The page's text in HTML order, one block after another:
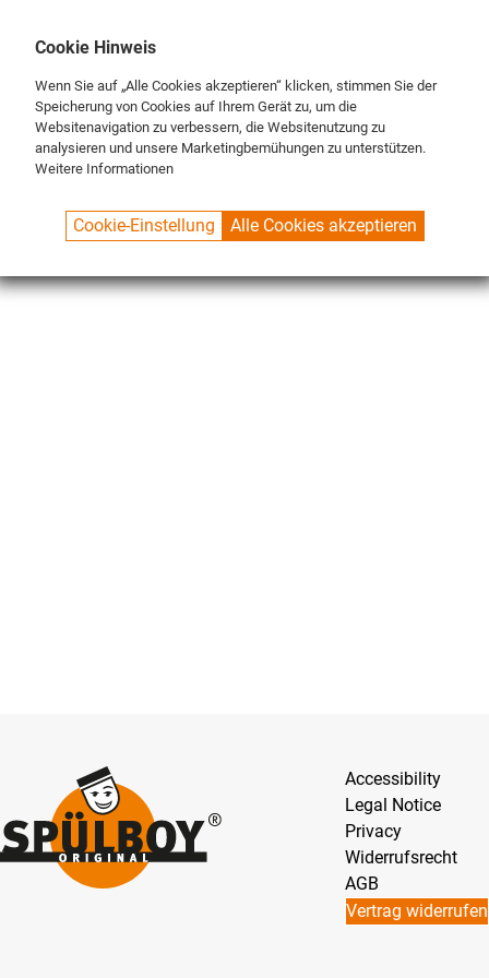
SPUELBOY.DE SHOP NU® LINE
Accessibility
Legal Notice
Privacy
Widerrufsrecht
AGB
Vertrag widerrufen
Cookie Hinweis
Wenn Sie auf „Alle Cookies akzeptieren“ klicken, stimmen Sie der
Speicherung von Cookies auf Ihrem Gerät zu, um die
Websitenavigation zu verbessern, die Websitenutzung zu
analysieren und unsere Marketingbemühungen zu unterstützen.
Weitere Informationen
Cookie-Einstellung Alle Cookies akzeptieren